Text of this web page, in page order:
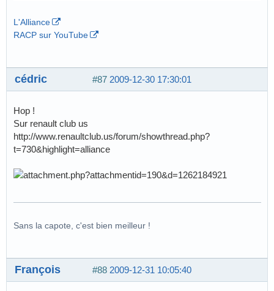
L'Alliance
RACP sur YouTube
#87 2009-12-30 17:30:01
cédric
Hop !
Sur renault club us
http://www.renaultclub.us/forum/showthread.php?
t=730&highlight=alliance
Sans la capote, c'est bien meilleur !
#88 2009-12-31 10:05:40
François